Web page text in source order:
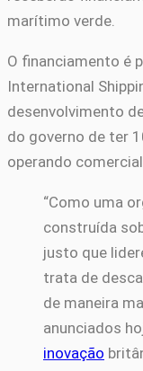
marítimo verde.
O financiamento é
International
desenvolvimento
do governo de ter
operando
“Como uma
construída
justo que
trata de
de maneira
anunciados
inovação